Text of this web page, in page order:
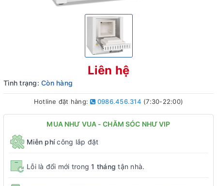
Liên hệ
Tình trạng: Còn hàng
Hotline đặt hàng: 0986.456.314 (7:30-22:00)
MUA NHƯ VUA - CHĂM SÓC NHƯ VIP
Miễn phícông lắp đặt
Lỗi là đổi mới trong1 tháng tận nhà.